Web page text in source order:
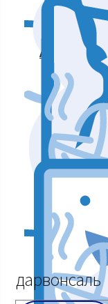
Аппараты
дарвонсаль